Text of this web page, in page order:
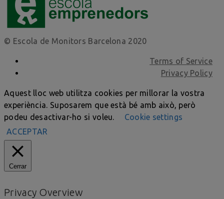
© Escola de Monitors Barcelona 2020
Terms of Service
Privacy Policy
Aquest lloc web utilitza cookies per millorar la vostra
experiència. Suposarem que està bé amb això, però
podeu desactivar-ho si voleu.
Cookie settings
ACCEPTAR
Cerrar
Privacy Overview